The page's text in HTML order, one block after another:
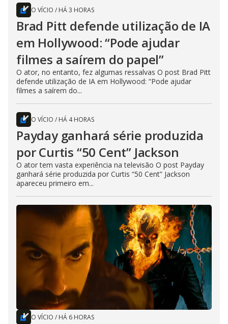
O VÍCIO / HÁ 3 HORAS
Brad Pitt defende utilização de IA
em Hollywood: “Pode ajudar
filmes a saírem do papel”
O ator, no entanto, fez algumas ressalvas O post Brad Pitt
defende utilização de IA em Hollywood: “Pode ajudar
filmes a saírem do...
O VÍCIO / HÁ 4 HORAS
Payday ganhará série produzida
por Curtis “50 Cent” Jackson
O ator tem vasta experiência na televisão O post Payday
ganhará série produzida por Curtis “50 Cent” Jackson
apareceu primeiro em...
O VÍCIO / HÁ 6 HORAS